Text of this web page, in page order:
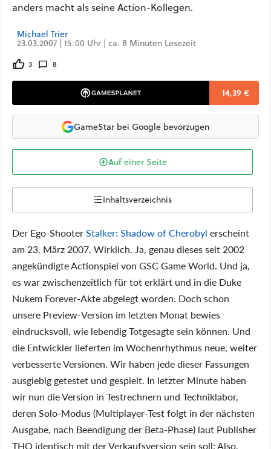
anders macht als seine Action-Kollegen.
Michael Trier
23.03.2007 | 15:00 Uhr | ca. 8 Minuten Lesezeit
3 8
14,39 €
GameStar bei Google bevorzugen
Auf einer Seite
Inhaltsverzeichnis
Der Ego-ShooterStalker: Shadow of Cherobyl erscheint
am 23. März 2007. Wirklich. Ja, genau dieses seit 2002
angekündigte Actionspiel von GSC Game World. Und ja,
es war zwischenzeitlich für tot erklärt und in die Duke
Nukem Forever-Akte abgelegt worden. Doch schon
unsere Preview-Version im letzten Monat bewies
eindrucksvoll, wie lebendig Totgesagte sein können. Und
die Entwickler lieferten im Wochenrhythmus neue, weiter
verbesserte Versionen. Wir haben jede dieser Fassungen
ausgiebig getestet und gespielt. In letzter Minute haben
wir nun die Version in Testrechnern und Techniklabor,
deren Solo-Modus (Multiplayer-Test folgt in der nächsten
Ausgabe, nach Beendigung der Beta-Phase) laut Publisher
THQ identisch mit der Verkaufsversion sein soll: Also,